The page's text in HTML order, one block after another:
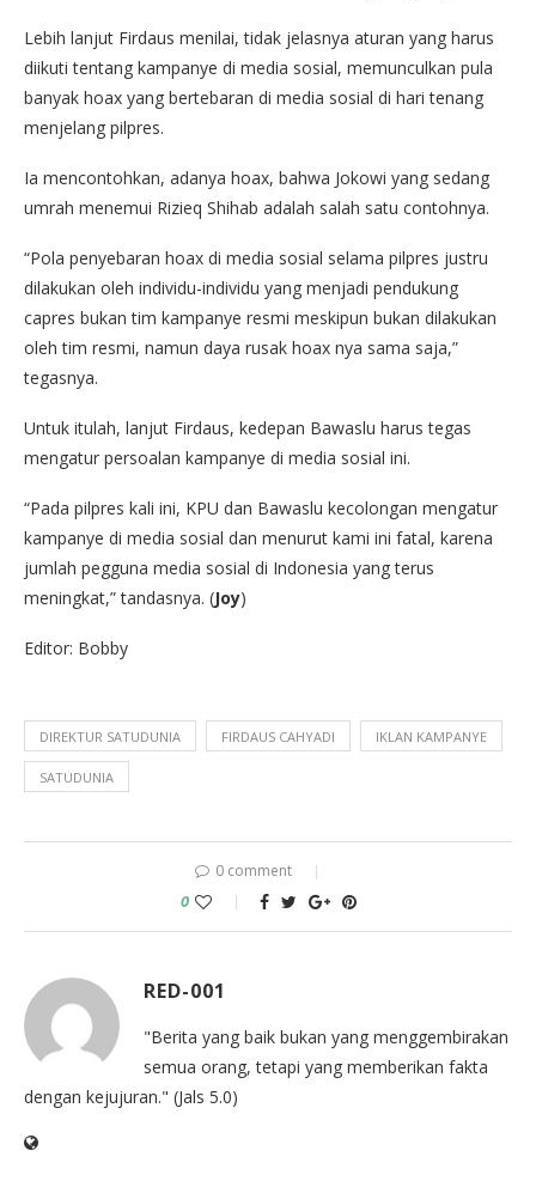
Lebih lanjut Firdaus menilai, tidak jelasnya aturan yang harus
diikuti tentang kampanye di media sosial, memunculkan pula
banyak hoax yang bertebaran di media sosial di hari tenang
menjelang pilpres.
Ia mencontohkan, adanya hoax, bahwa Jokowi yang sedang
umrah menemui Rizieq Shihab adalah salah satu contohnya.
“Pola penyebaran hoax di media sosial selama pilpres justru
dilakukan oleh individu-individu yang menjadi pendukung
capres bukan tim kampanye resmi meskipun bukan dilakukan
oleh tim resmi, namun daya rusak hoax nya sama saja,”
tegasnya.
Untuk itulah, lanjut Firdaus, kedepan Bawaslu harus tegas
mengatur persoalan kampanye di media sosial ini.
“Pada pilpres kali ini, KPU dan Bawaslu kecolongan mengatur
kampanye di media sosial dan menurut kami ini fatal, karena
jumlah pegguna media sosial di Indonesia yang terus
meningkat,” tandasnya. (Joy)
Editor: Bobby
DIREKTUR SATUDUNIA FIRDAUS CAHYADI IKLAN KAMPANYE
SATUDUNIA
0 comment
0
RED-001
"Berita yang baik bukan yang menggembirakan
semua orang, tetapi yang memberikan fakta
dengan kejujuran." (Jals 5.0)